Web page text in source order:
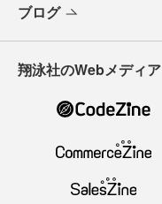
ブログ
翔泳社のWebメディア